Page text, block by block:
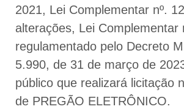
2021, Lei Complementar nº.
alterações, Lei Complementar
regulamentado pelo Decreto
5.990, de 31 de março de
público que realizará licitação
de PREGÃO ELETRÔNICO.